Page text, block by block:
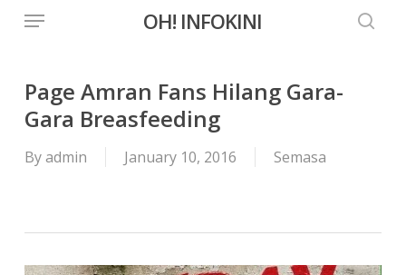
content
OH! INFOKINI
Menu
Page Amran Fans Hilang Gara-
Gara Breasfeeding
Byadmin January 10, 2016 Semasa